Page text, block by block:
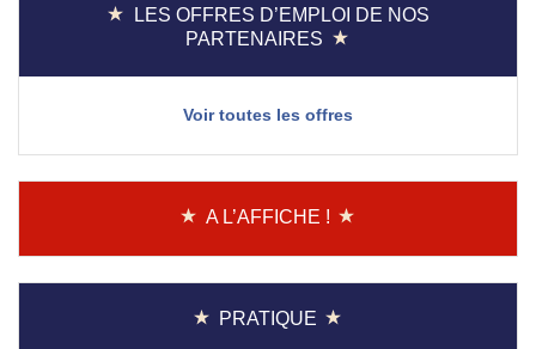
LES OFFRES D’EMPLOI DE NOS
PARTENAIRES
Voir toutes les offres
A L’AFFICHE !
PRATIQUE